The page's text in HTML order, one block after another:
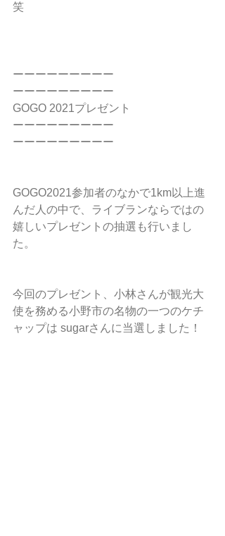
笑
ーーーーーーーーー
ーーーーーーーーー
GOGO 2021プレゼント
ーーーーーーーーー
ーーーーーーーーー
GOGO2021参加者のなかで1km以上進
んだ人の中で、ライブランならではの
嬉しいプレゼントの抽選も行いまし
た。
今回のプレゼント、小林さんが観光大
使を務める小野市の名物の一つのケチ
ャップは sugarさんに当選しました！